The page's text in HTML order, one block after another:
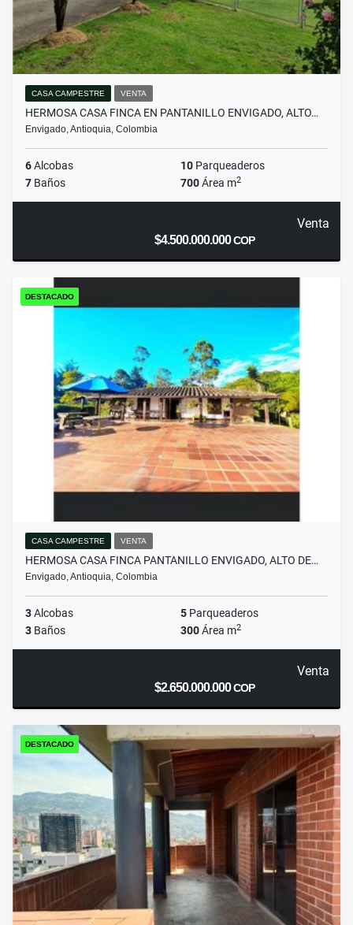
CASA CAMPESTRE VENTA
HERMOSA CASA FINCA EN PANTANILLO ENVIGADO, ALTO…
Envigado, Antioquia, Colombia
6Alcobas 10 Parqueaderos
7 Baños 700Área m2
Venta
$4.500.000.000COP
DESTACADO
CASA CAMPESTRE VENTA
HERMOSA CASA FINCA PANTANILLO ENVIGADO, ALTO DE…
Envigado, Antioquia, Colombia
3Alcobas 5 Parqueaderos
3 Baños 300Área m2
Venta
$2.650.000.000COP
DESTACADO